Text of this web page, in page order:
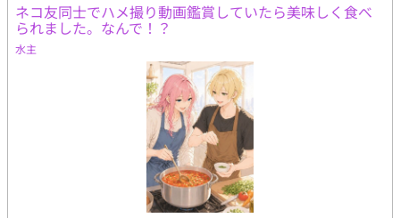
ネコ友同士でハメ撮り動画鑑賞していたら美味しく食べ
られました。なんで！？
水主